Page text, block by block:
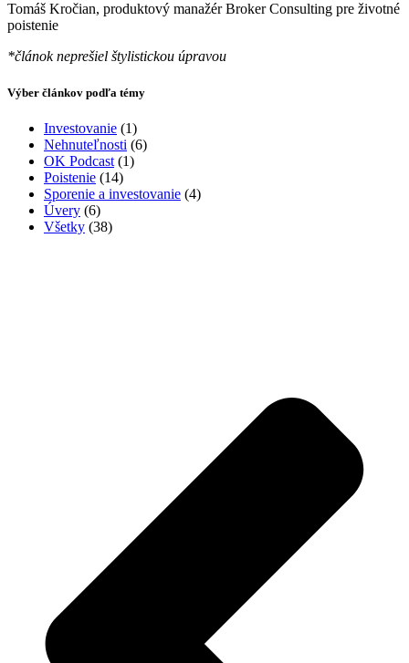
Tomáš Kročian, produktový manažér Broker Consulting pre životné
poistenie
*článok neprešiel štylistickou úpravou
Výber článkov podľa témy
Investovanie (1)
Nehnuteľnosti (6)
OK Podcast (1)
Poistenie (14)
Sporenie a investovanie (4)
Úvery (6)
Všetky (38)